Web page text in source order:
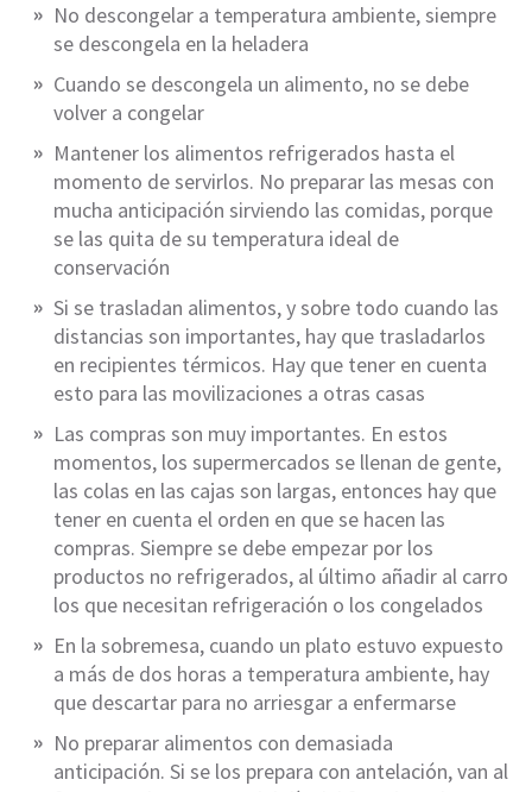
No descongelar a temperatura ambiente, siempre
se descongela en la heladera
Cuando se descongela un alimento, no se debe
volver a congelar
Mantener los alimentos refrigerados hasta el
momento de servirlos. No preparar las mesas con
mucha anticipación sirviendo las comidas, porque
se las quita de su temperatura ideal de
conservación
Si se trasladan alimentos, y sobre todo cuando las
distancias son importantes, hay que trasladarlos
en recipientes térmicos. Hay que tener en cuenta
esto para las movilizaciones a otras casas
Las compras son muy importantes. En estos
momentos, los supermercados se llenan de gente,
las colas en las cajas son largas, entonces hay que
tener en cuenta el orden en que se hacen las
compras. Siempre se debe empezar por los
productos no refrigerados, al último añadir al carro
los que necesitan refrigeración o los congelados
En la sobremesa, cuando un plato estuvo expuesto
a más de dos horas a temperatura ambiente, hay
que descartar para no arriesgar a enfermarse
No preparar alimentos con demasiada
anticipación. Si se los prepara con antelación, van al